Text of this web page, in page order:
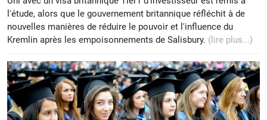
l'étude, alors que le gouvernement britannique réfléchit à de
nouvelles manières de réduire le pouvoir et l'influence du
Kremlin après les empoisonnements de Salisbury. (lire plus...)